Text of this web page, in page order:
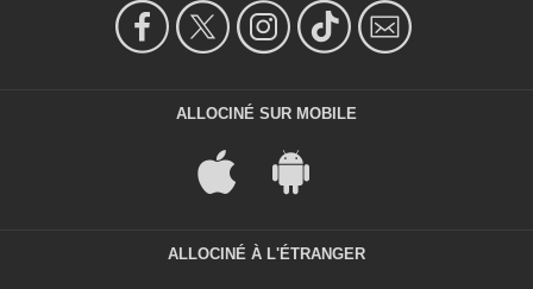
ALLOCINÉ SUR MOBILE
ALLOCINÉ À L'ÉTRANGER